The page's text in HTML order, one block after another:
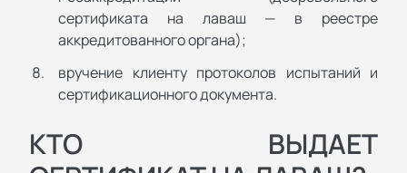
сертификата на лаваш — в реестре
аккредитованного органа);
вручение клиенту протоколов испытаний и
сертификационного документа.
КТО ВЫДАЕТ